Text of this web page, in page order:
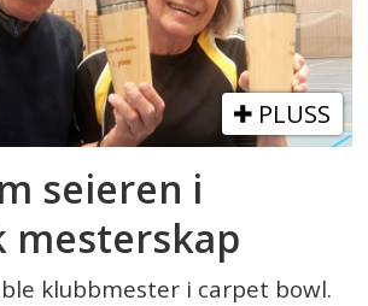
PLUSS
seieren i
mesterskap
klubbmester i carpet bowl.